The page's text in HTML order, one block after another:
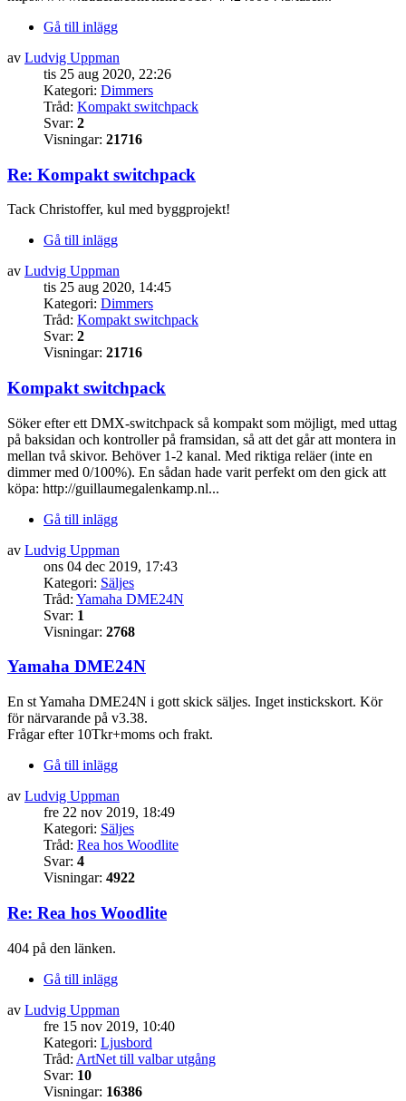
Gå till inlägg
av Ludvig Uppman
tis 25 aug 2020, 22:26
Kategori: Dimmers
Tråd: Kompakt switchpack
Svar: 2
Visningar: 21716
Re: Kompakt switchpack
Tack Christoffer, kul med byggprojekt!
Gå till inlägg
av Ludvig Uppman
tis 25 aug 2020, 14:45
Kategori: Dimmers
Tråd: Kompakt switchpack
Svar: 2
Visningar: 21716
Kompakt switchpack
Söker efter ett DMX-switchpack så kompakt som möjligt, med uttag
på baksidan och kontroller på framsidan, så att det går att montera in
mellan två skivor. Behöver 1-2 kanal. Med riktiga reläer (inte en
dimmer med 0/100%). En sådan hade varit perfekt om den gick att
köpa: http://guillaumegalenkamp.nl...
Gå till inlägg
av Ludvig Uppman
ons 04 dec 2019, 17:43
Kategori: Säljes
Tråd: Yamaha DME24N
Svar: 1
Visningar: 2768
Yamaha DME24N
En st Yamaha DME24N i gott skick säljes. Inget instickskort. Kör
för närvarande på v3.38.
Frågar efter 10Tkr+moms och frakt.
Gå till inlägg
av Ludvig Uppman
fre 22 nov 2019, 18:49
Kategori: Säljes
Tråd: Rea hos Woodlite
Svar: 4
Visningar: 4922
Re: Rea hos Woodlite
404 på den länken.
Gå till inlägg
av Ludvig Uppman
fre 15 nov 2019, 10:40
Kategori: Ljusbord
Tråd: ArtNet till valbar utgång
Svar: 10
Visningar: 16386